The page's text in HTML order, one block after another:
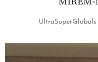
UltraSuperGlobals